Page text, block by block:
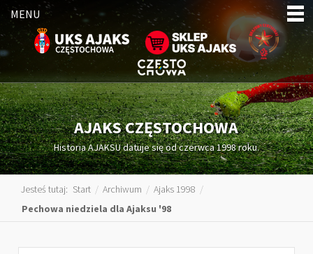
MENU
AJAKS CZĘSTOCHOWA
Historia AJAKSU datuje się od czerwca 1998 roku.
Jesteś tutaj: Start / Archiwum / Ajaks 1998 /
Pechowa niedziela dla Ajaksu '98